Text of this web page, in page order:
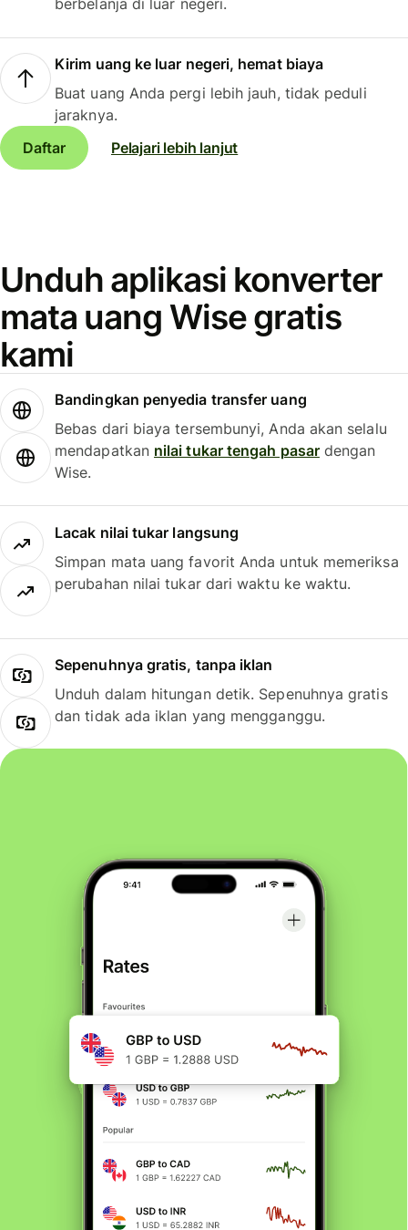
berbelanja di luar negeri.
Kirim uang ke luar negeri, hemat biaya
Buat uang Anda pergi lebih jauh, tidak peduli
jaraknya.
Daftar
Pelajari lebih lanjut
Unduh aplikasi konverter
mata uang Wise gratis
kami
Bandingkan penyedia transfer uang
Bebas dari biaya tersembunyi, Anda akan selalu
mendapatkan nilai tukar tengah pasardengan
Wise.
Lacak nilai tukar langsung
Simpan mata uang favorit Anda untuk memeriksa
perubahan nilai tukar dari waktu ke waktu.
Sepenuhnya gratis, tanpa iklan
Unduh dalam hitungan detik. Sepenuhnya gratis
dan tidak ada iklan yang mengganggu.